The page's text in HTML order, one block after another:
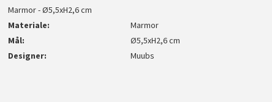
Marmor - Ø5,5xH2,6 cm
Materiale
Marmor
Mål
Ø5,5xH2,6 cm
Designer
Muubs